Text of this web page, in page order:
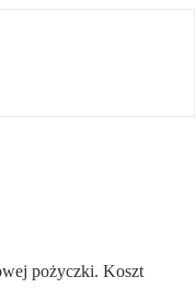
pożyczki. Koszt